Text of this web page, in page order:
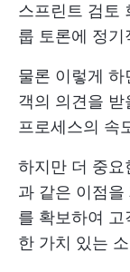
스프린트 검토
룹 토론에 정
물론 이렇게 하
객의 의견을
프로세스의 속
하지만 더 중요
과 같은 이점
를 확보하여 고
한 가치 있는